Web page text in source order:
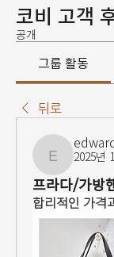
코비 고객
공개
그룹 활동
뒤로
2025년
프라다/가방
합리적인 가격